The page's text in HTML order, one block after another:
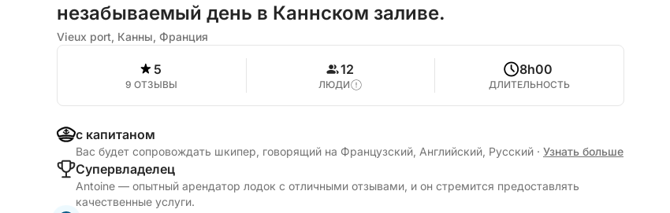
незабываемый день в Каннском заливе.
Vieux port, Канны, Франция
5
9 ОТЗЫВЫ
12
ЛЮДИ
8h00
ДЛИТЕЛЬНОСТЬ
с капитаном
Вас будет сопровождать шкипер, говорящий на Французский, Английский, Русский · Узнать больше
Cупервладелец
Antoine — опытный арендатор лодок с отличными отзывами, и он стремится предоставлять
качественные услуги.